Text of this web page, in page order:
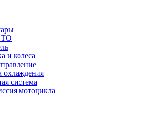
ТО
и колеса
охлаждения
система
мотоцикла